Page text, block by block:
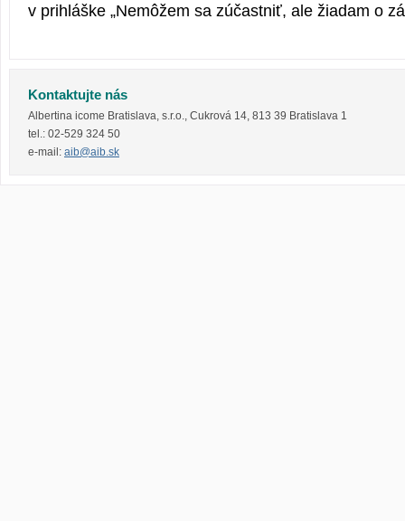
v prihláške „Nemôžem sa zúčastniť, ale žiadam o
Kontaktujte nás
Albertina icome Bratislava, s.r.o., Cukrová 14, 813 39 Bratislava 1
tel.: 02-529 324 50
e-mail: aib@aib.sk